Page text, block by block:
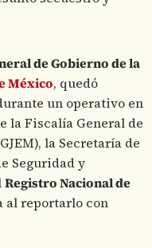
de Gobierno de la
México, quedó
un operativo en
la Fiscalía General de
la Secretaría de
Seguridad y
Registro Nacional de
al reportarlo con